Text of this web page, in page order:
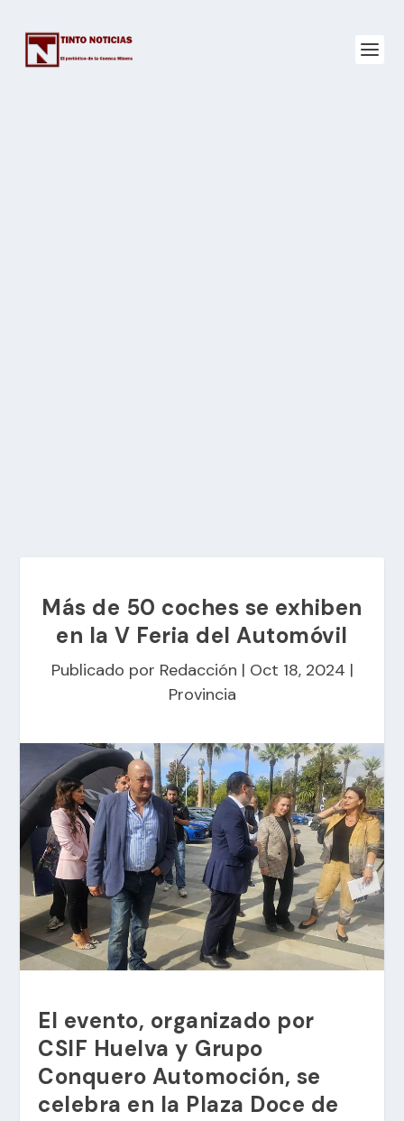
Más de 50 coches se exhiben
en la V Feria del Automóvil
Publicado por Redacción | Oct 18, 2024 |
Provincia
El evento, organizado por
CSIF Huelva y Grupo
Conquero Automoción, se
celebra en la Plaza Doce de